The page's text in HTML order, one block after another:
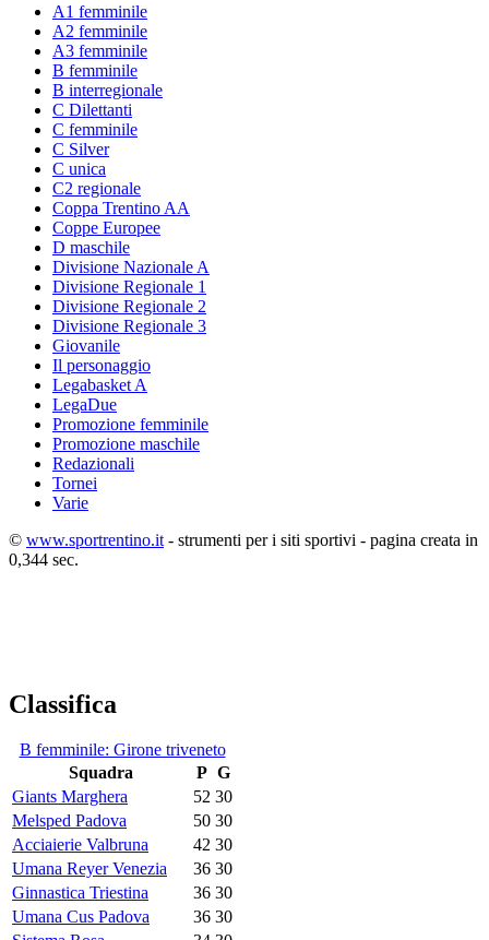
A1 femminile
A2 femminile
A3 femminile
B femminile
B interregionale
C Dilettanti
C femminile
C Silver
C unica
C2 regionale
Coppa Trentino AA
Coppe Europee
D maschile
Divisione Nazionale A
Divisione Regionale 1
Divisione Regionale 2
Divisione Regionale 3
Giovanile
Il personaggio
Legabasket A
LegaDue
Promozione femminile
Promozione maschile
Redazionali
Tornei
Varie
© www.sportrentino.it - strumenti per i siti sportivi - pagina creata in
0,344 sec.
Classifica
B femminile: Girone triveneto
Squadra
P G
Giants Marghera
52 30
Melsped Padova
50 30
Acciaierie Valbruna
42 30
Umana Reyer Venezia
36 30
Ginnastica Triestina
36 30
Umana Cus Padova
36 30